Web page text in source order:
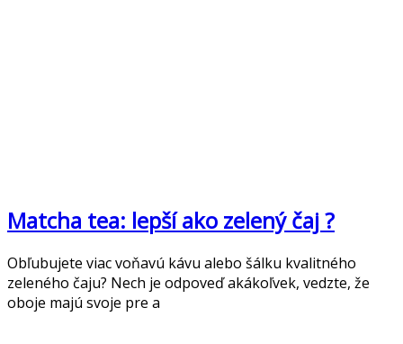
Matcha tea: lepší ako zelený čaj ?
Obľubujete viac voňavú kávu alebo šálku kvalitného
zeleného čaju? Nech je odpoveď akákoľvek, vedzte, že
oboje majú svoje pre a